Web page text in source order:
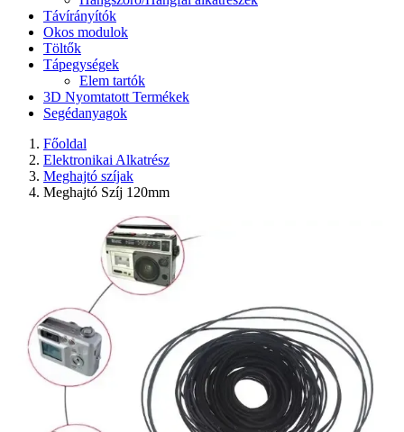
Távírányítók
Okos modulok
Töltők
Tápegységek
Elem tartók
3D Nyomtatott Termékek
Segédanyagok
Főoldal
Elektronikai Alkatrész
Meghajtó szíjak
Meghajtó Szíj 120mm